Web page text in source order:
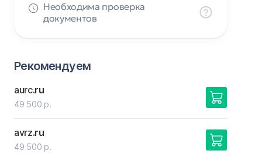
Необходима проверка
документов
Рекомендуем
aurc.ru
49 500 р.
avrz.ru
49 500 р.